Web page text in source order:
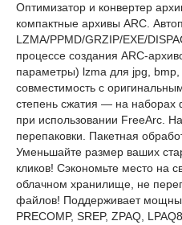
Оптимизатор и конвертер
компактные архивы ARC.
LZMA/PPMD/GRZIP/EXE/
процессе создания ARC-
параметры) lzma для jpg,
совместимость с
степень сжатия — на
при использовании FreeArc.
перепаковки. Пакетная
Уменьшайте размер ваших
кликов! Сэкономьте место на
облачном хранилище, не
файлов! Поддерживает
PRECOMP, SREP, ZPAQ,